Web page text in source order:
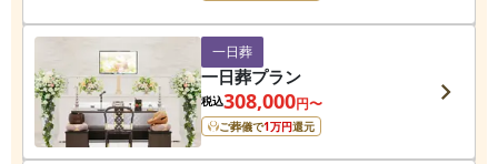
一日葬
一日葬プラン
税込308,000円〜
ご葬儀で1万円還元